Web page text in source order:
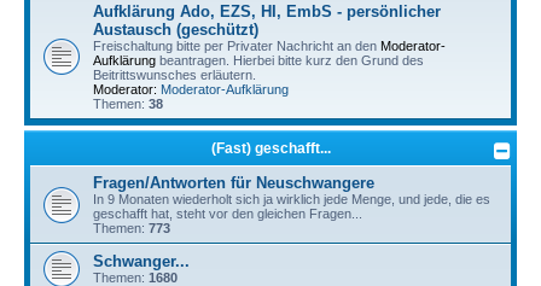
Aufklärung Ado, EZS, HI, EmbS - persönlicher
Austausch (geschützt)
Freischaltung bitte per Privater Nachricht an den Moderator-
Aufklärung beantragen. Hierbei bitte kurz den Grund des
Beitrittswunsches erläutern.
Moderator: Moderator-Aufklärung
Themen: 38
(Fast) geschafft...
Fragen/Antworten für Neuschwangere
In 9 Monaten wiederholt sich ja wirklich jede Menge, und jede, die es
geschafft hat, steht vor den gleichen Fragen...
Themen: 773
Schwanger...
Themen: 1680